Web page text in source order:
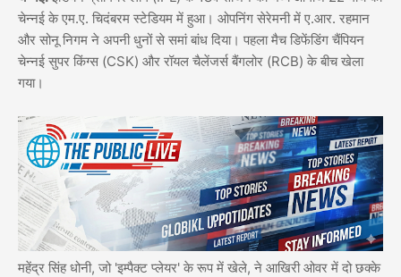
चेन्नई के एम.ए. चिदंबरम स्टेडियम में हुआ। ओपनिंग सेरेमनी में ए.आर. रहमान
और सोनू निगम ने अपनी धुनों से समां बांध दिया। पहला मैच डिफेंडिंग चैंपियन
चेन्नई सुपर किंग्स (CSK) और रॉयल चैलेंजर्स बैंगलोर (RCB) के बीच खेला
गया।
महेंद्र सिंह धोनी, जो 'इम्पैक्ट प्लेयर' के रूप में खेले, ने आखिरी ओवर में दो छक्के